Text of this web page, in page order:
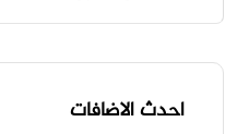
احدث الاضافات